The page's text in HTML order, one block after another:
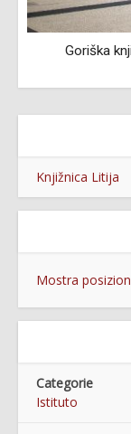
Goriška
Knjižnica Litija
Mostra
Categorie
Istituto